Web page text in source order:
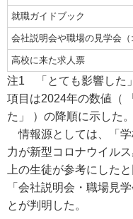
就職ガイドブック
会社説明会や職場の見学会（
高校に来た求人票
注1 「とても影響した
項目は2024年の数値（
た」 ）の降順に示した。
情報源としては、「学
力が新型コロナウイル
上の生徒が参考にした
「会社説明会・職場見
とが判明した。